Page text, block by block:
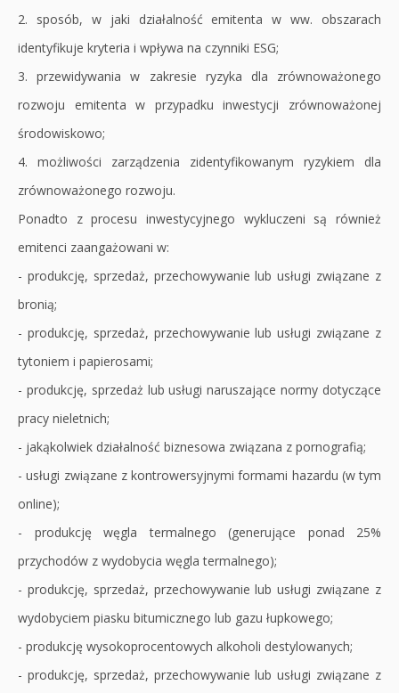
2. sposób, w jaki działalność emitenta w ww. obszarach
identyfikuje kryteria i wpływa na czynniki ESG;
3. przewidywania w zakresie ryzyka dla zrównoważonego
rozwoju emitenta w przypadku inwestycji zrównoważonej
środowiskowo;
4. możliwości zarządzenia zidentyfikowanym ryzykiem dla
zrównoważonego rozwoju.
Ponadto z procesu inwestycyjnego wykluczeni są również
emitenci zaangażowani w:
- produkcję, sprzedaż, przechowywanie lub usługi związane z
bronią;
- produkcję, sprzedaż, przechowywanie lub usługi związane z
tytoniem i papierosami;
- produkcję, sprzedaż lub usługi naruszające normy dotyczące
pracy nieletnich;
- jakąkolwiek działalność biznesowa związana z pornografią;
- usługi związane z kontrowersyjnymi formami hazardu (w tym
online);
- produkcję węgla termalnego (generujące ponad 25%
przychodów z wydobycia węgla termalnego);
- produkcję, sprzedaż, przechowywanie lub usługi związane z
wydobyciem piasku bitumicznego lub gazu łupkowego;
- produkcję wysokoprocentowych alkoholi destylowanych;
- produkcję, sprzedaż, przechowywanie lub usługi związane z